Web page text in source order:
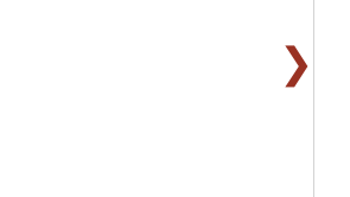
❯